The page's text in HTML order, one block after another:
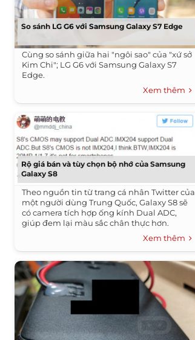
So sánh LG G6 với Samsung Galaxy S7 Edge
Cùng so sánh giữa hai "ngôi sao" của "xứ sở
Kim Chi"; LG G6 với Samsung Galaxy S7
Edge.
Xem thêm
Rộ giá bán và tùy chọn bộ nhớ của Samsung
Galaxy S8
Theo nguồn tin từ trang cá nhân Twitter của
một người dùng Trung Quốc, Galaxy S8 sẽ
có camera tích hợp ống kính Dual ADC,
giúp đem lại màu sắc chân thực hơn.
Xem thêm